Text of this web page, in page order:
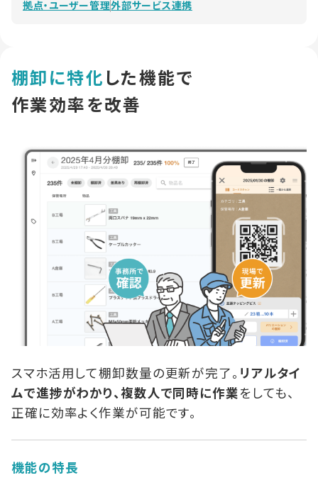
拠点・ユーザー管理外部サービス連携
棚卸に特化した機能で
作業効率を改善
スマホ活用して棚卸数量の更新が完了。 リアルタイ
ムで進捗がわかり、複数人で同時に作業をしても、
正確に効率よく作業が可能です。
機能の特長